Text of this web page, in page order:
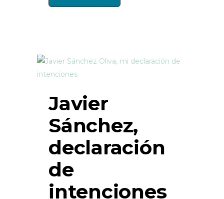
Javier
Sánchez,
declaración
de
intenciones